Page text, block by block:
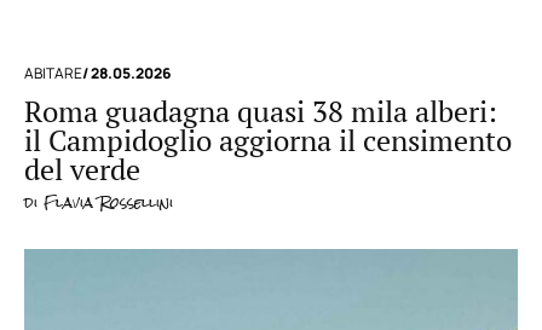
ABITARE/ 28.05.2026
Roma guadagna quasi 38 mila alberi:
il Campidoglio aggiorna il censimento
del verde
di Flavia Rossellini